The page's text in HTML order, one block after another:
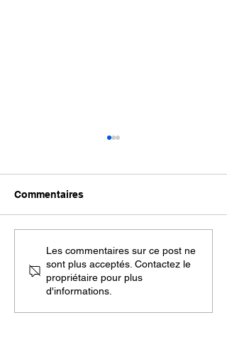
Exposition de créateurs
belges
Commentaires
Les commentaires sur ce post ne
sont plus acceptés. Contactez le
propriétaire pour plus
d'informations.